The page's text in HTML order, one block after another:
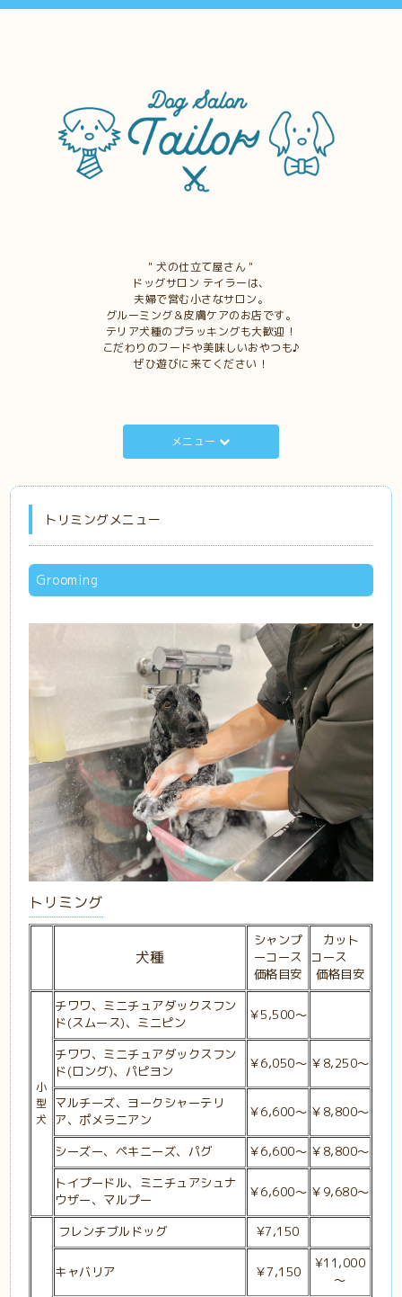
＂犬の仕立て屋さん＂
ドッグサロン テイラーは、
夫婦で営む小さなサロン。
グルーミング＆皮膚ケアのお店です。
テリア犬種のプラッキングも大歓迎！
こだわりのフードや美味しいおやつも♪
ぜひ遊びに来てください！
メニュー
トリミングメニュー
Grooming
トリミング
犬種
シャンプ
ーコース
価格目安
カット
コース
価格目安
小
型
犬
チワワ、ミニチュアダックスフン
ド(スムース)、ミニピン
￥5,500〜
チワワ、ミニチュアダックスフン
ド(ロング)、 パピヨン ￥6,050〜 ￥8,250〜
マルチーズ、ヨークシャーテリ
ア、ポメラニアン
￥6,600～ ￥8,800～
シーズー、ペキニーズ、パグ ￥6,600～ ￥8,800～
トイプードル、ミニチュアシュナ
ウザー、マルプー
￥6,600～ ￥9,680～
フレンチブルドッグ ¥7,150
キャバリア ￥7,150
¥11,000
～